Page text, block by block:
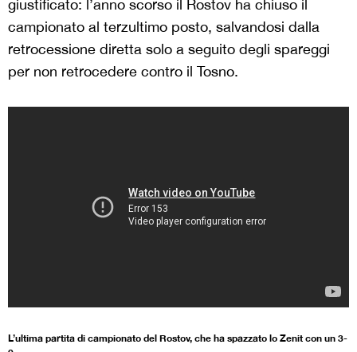
giustificato: l’anno scorso il Rostov ha chiuso il
campionato al terzultimo posto, salvandosi dalla
retrocessione diretta solo a seguito degli spareggi
per non retrocedere contro il Tosno.
L’ultima partita di campionato del Rostov, che ha spazzato lo Zenit con un 3-